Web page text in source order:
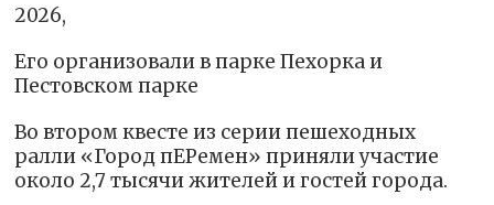
2026,
Его организовали в парке Пехорка и
Пестовском парке
Во втором квесте из серии пешеходных
ралли «Город пЕРемен» приняли участие
около 2,7 тысячи жителей и гостей города.